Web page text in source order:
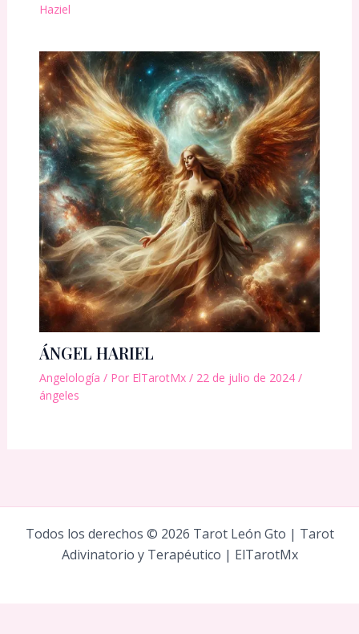
Haziel
ÁNGEL HARIEL
Angelología / Por ElTarotMx / 22 de julio de 2024 /
ángeles
Todos los derechos © 2026 Tarot León Gto | Tarot
Adivinatorio y Terapéutico | ElTarotMx